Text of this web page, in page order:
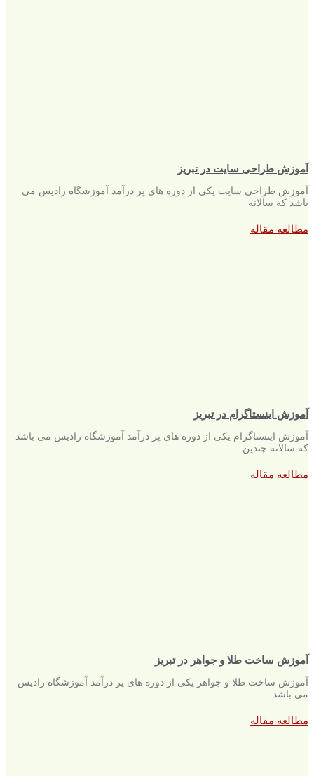
آموزش طراحی سایت در تبریز
آموزش طراحی سایت یکی از دوره های پر درآمد آموزشگاه رادیس می
باشد که سالانه
مطالعه مقاله
آموزش اینستاگرام در تبریز
آموزش اینستاگرام یکی از دوره های پر درآمد آموزشگاه رادیس می باشد
که سالانه چندین
مطالعه مقاله
آموزش ساخت طلا و جواهر در تبریز
آموزش ساخت طلا و جواهر یکی از دوره های پر درآمد آموزشگاه رادیس
می باشد
مطالعه مقاله